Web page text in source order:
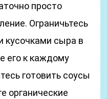
просто
Ограничьтесь
кусочками сыра в
его к каждому
готовить соусы
органические